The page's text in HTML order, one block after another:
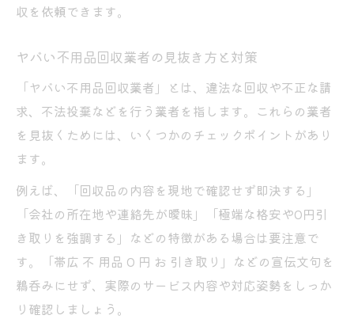
収を依頼できます。
ヤバい不用品回収業者の見抜き方と対策
「ヤバい不用品回収業者」とは、違法な回収や不正な請
求、不法投棄などを行う業者を指します。これらの業者
を見抜くためには、いくつかのチェックポイントがあり
ます。
例えば、「回収品の内容を現地で確認せず即決する」
「会社の所在地や連絡先が曖昧」「極端な格安や0円引
き取りを強調する」などの特徴がある場合は要注意で
す。「帯広 不 用品 0 円 お 引き取り」などの宣伝文句を
鵜呑みにせず、実際のサービス内容や対応姿勢をしっか
り確認しましょう。